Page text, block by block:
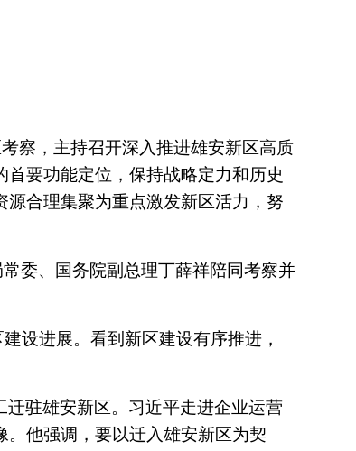
察，主持召开深入推进雄安新区高质
要功能定位，保持战略定力和历史
合理集聚为重点激发新区活力，努
委、国务院副总理丁薛祥陪同考察并
设进展。看到新区建设有序推进，
迁驻雄安新区。习近平走进企业运营
他强调，要以迁入雄安新区为契